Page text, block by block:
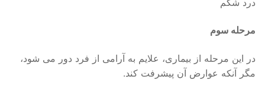
مرحله سوم
در این مرحله از بیماری، علایم به آرامی از فرد دور می شود،
مگر آنکه عوارض آن پیشرفت کند.